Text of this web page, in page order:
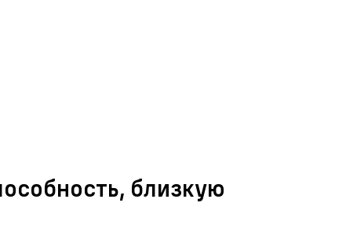
близкую